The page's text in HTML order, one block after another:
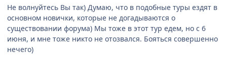
Не волнуйтесь Вы так) Думаю, что в подобные туры ездят в
основном новички, которые не догадываются о
существовании форума) Мы тоже в этот тур едем, но с 6
июня, и мне тоже никто не отозвался. Бояться совершенно
нечего)